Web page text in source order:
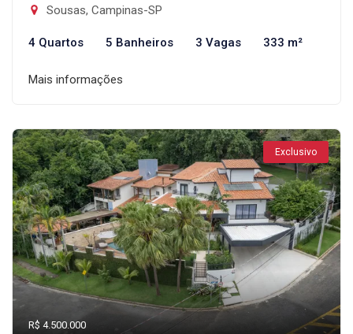
Sousas, Campinas-SP
4 Quartos 5 Banheiros 3 Vagas 333 m²
Mais informações
Exclusivo
R$ 4.500.000